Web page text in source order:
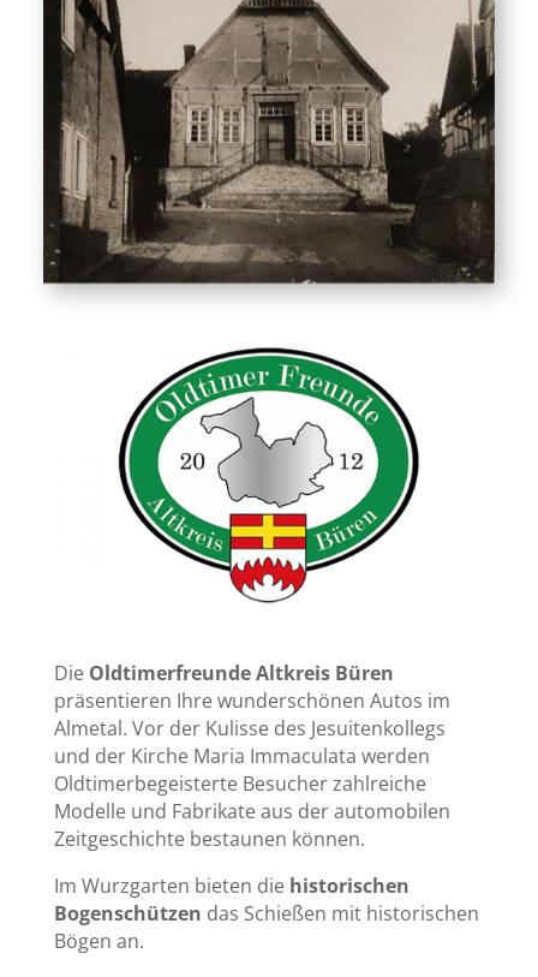
Die Oldtimerfreunde Altkreis Büren
präsentieren Ihre wunderschönen Autos im
Almetal. Vor der Kulisse des Jesuitenkollegs
und der Kirche Maria Immaculata werden
Oldtimerbegeisterte Besucher zahlreiche
Modelle und Fabrikate aus der automobilen
Zeitgeschichte bestaunen können.
Im Wurzgarten bieten die historischen
Bogenschützen das Schießen mit historischen
Bögen an.